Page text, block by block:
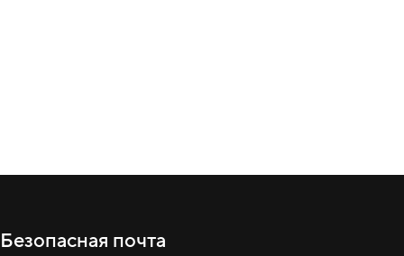
Безопасная почта